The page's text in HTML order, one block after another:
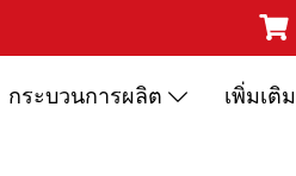
กระบวนการผลิต เพิ่มเติม